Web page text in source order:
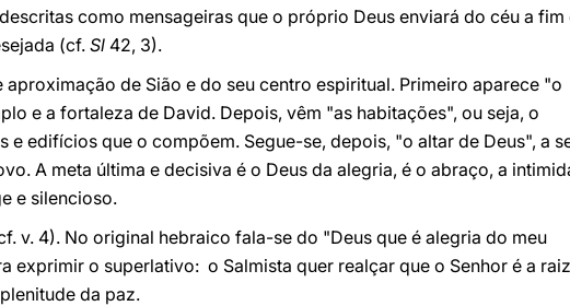
como mensageiras que o próprio Deus enviará do céu a fim
(cf.Sl 42, 3).
de Sião e do seu centro espiritual. Primeiro aparece "o
e a fortaleza de David. Depois, vêm "as habitações", ou seja, o
e edifícios que o compõem. Segue-se, depois, "o altar de Deus", a
A meta última e decisiva é o Deus da alegria, é o abraço, a
e silencioso.
v. 4). No original hebraico fala-se do "Deus que é alegria do meu
exprimir o superlativo: o Salmista quer realçar que o Senhor é a
da paz.